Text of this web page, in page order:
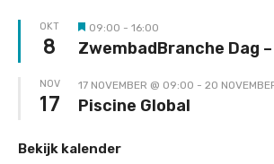
OKT
8 Uitgelicht
09:00 - 16:00
ZwembadBranche Dag
NOV
17
17 NOVEMBER @ 09:00 - 20
Piscine Global
Bekijk kalender